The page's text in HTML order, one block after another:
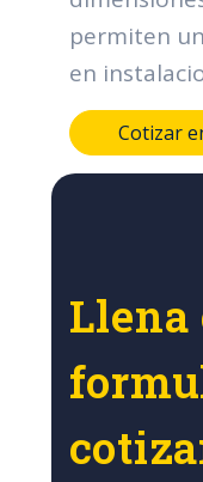
permiten
en
Cotizar
Llena